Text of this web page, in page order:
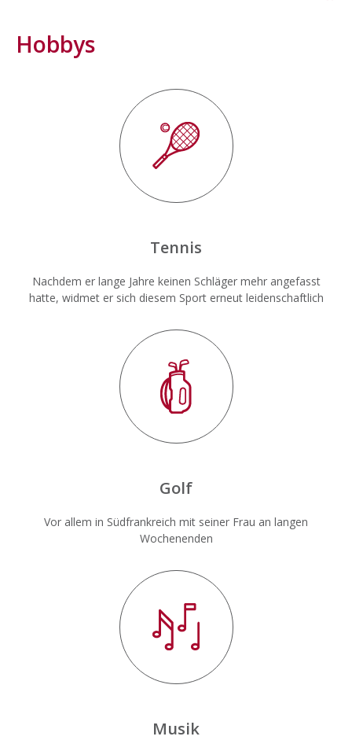
Hobbys
Tennis
Nachdem er lange Jahre keinen Schläger mehr angefasst
hatte, widmet er sich diesem Sport erneut leidenschaftlich
Golf
Vor allem in Südfrankreich mit seiner Frau an langen
Wochenenden
Musik